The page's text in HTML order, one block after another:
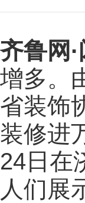
齐鲁网
增多。
省装饰
装修进
24日在
人们展